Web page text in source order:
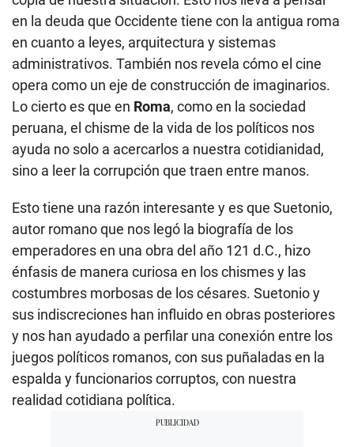
en la deuda que Occidente tiene con la antigua roma
en cuanto a leyes, arquitectura y sistemas
administrativos. También nos revela cómo el cine
opera como un eje de construcción de imaginarios.
Lo cierto es que en Roma, como en la sociedad
peruana, el chisme de la vida de los políticos nos
ayuda no solo a acercarlos a nuestra cotidianidad,
sino a leer la corrupción que traen entre manos.
Esto tiene una razón interesante y es que Suetonio,
autor romano que nos legó la biografía de los
emperadores en una obra del año 121 d.C., hizo
énfasis de manera curiosa en los chismes y las
costumbres morbosas de los césares. Suetonio y
sus indiscreciones han influido en obras posteriores
y nos han ayudado a perfilar una conexión entre los
juegos políticos romanos, con sus puñaladas en la
espalda y funcionarios corruptos, con nuestra
realidad cotidiana política.